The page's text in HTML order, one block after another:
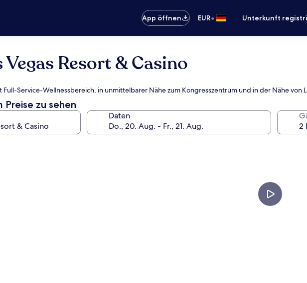
App öffnen
EUR• Unterkunft
Vegas Resort & Casino
Service-Wellnessbereich, in unmittelbarer Nähe zum Kongresszentrum und in der Nähe von
Preise zu sehen
Daten